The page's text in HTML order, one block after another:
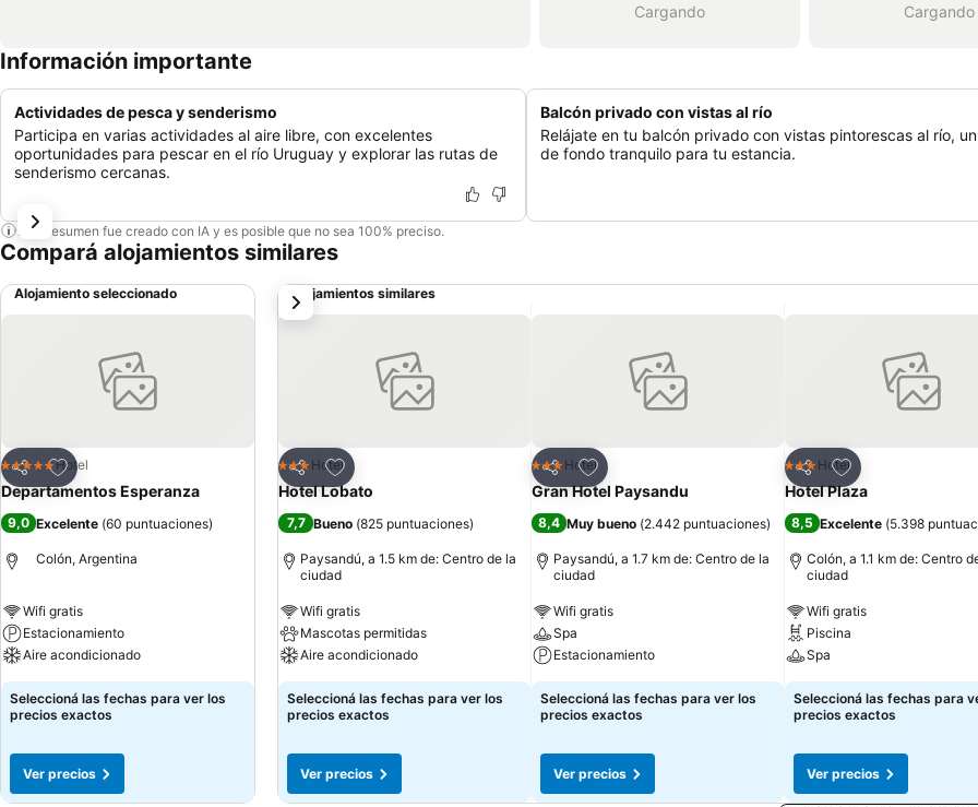
Cargando Cargando
Información importante
Actividades de pesca y senderismo
Participa en varias actividades al aire libre, con excelentes
oportunidades para pescar en el río Uruguay y explorar las rutas de
senderismo cercanas.
Balcón privado con vistas al río
Relájate en tu balcón privado con vistas pintorescas al río,
de fondo tranquilo para tu estancia.
Este resumen fue creado con IA y es posible que no sea 100% preciso.
Compará alojamientos similares
Alojamiento seleccionado
Compartir
Añadir a favoritos
5 EstrellasHotel
Departamentos Esperanza
9,0 Excelente (60 puntuaciones)
Colón, Argentina
Wifi gratis
Estacionamiento
Aire acondicionado
Seleccioná las fechas para ver los
precios exactos
Ver precios
Alojamientos similares
Compartir
Añadir a favoritos
3 Estrellas
Hotel
Hotel Lobato
7,7 Bueno (825 puntuaciones)
Paysandú, a 1.5 km de: Centro de la
ciudad
Wifi gratis
Mascotas permitidas
Aire acondicionado
Seleccioná las fechas para ver los
precios exactos
Ver precios
Compartir
Añadir a favoritos
3 Estrellas
Hotel
Gran Hotel Paysandu
8,4 Muy bueno (2.442 puntuaciones)
Paysandú, a 1.7 km de: Centro de la
ciudad
Wifi gratis
Spa
Estacionamiento
Seleccioná las fechas para ver los
precios exactos
Ver precios
Compartir
Añadir a favoritos
3 Estrellas
Hotel
Hotel Plaza
8,5 Excelente (5.398
Colón, a 1.1 km de: Centro
ciudad
Wifi gratis
Piscina
Spa
Seleccioná las fechas para
precios exactos
Ver precios
siguiente